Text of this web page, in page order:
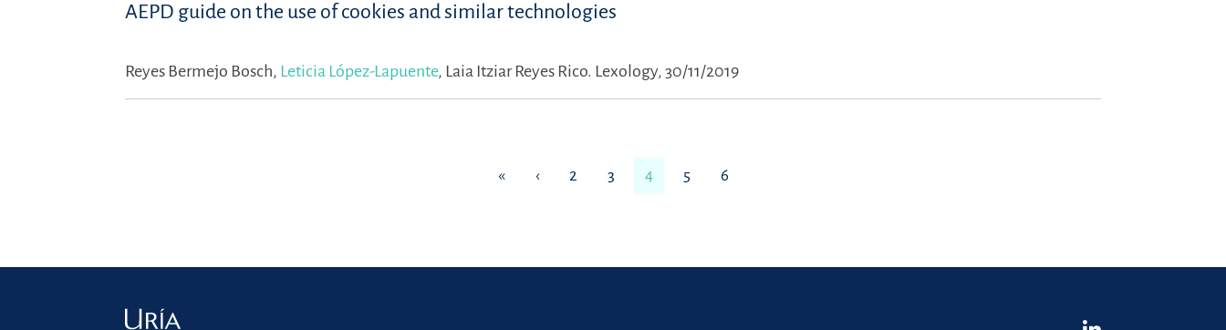
AEPD guide on the use of cookies and similar technologies
Reyes Bermejo Bosch, Leticia López-Lapuente, Laia Itziar Reyes Rico. Lexology, 30/11/2019
« ‹ 2 3 4 5 6